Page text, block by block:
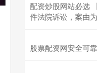
配资炒股网站必选
件法院诉讼，案由
股票配资网安全可